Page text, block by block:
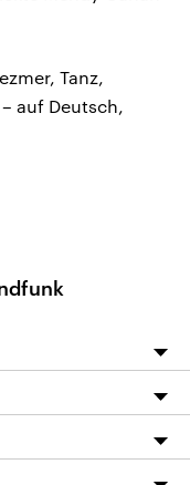
Tanz,
auf Deutsch,